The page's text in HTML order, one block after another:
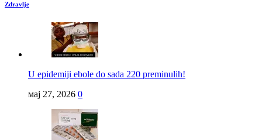
Zdravlje
U epidemiji ebole do sada 220 preminulih!
мај 27, 2026 0